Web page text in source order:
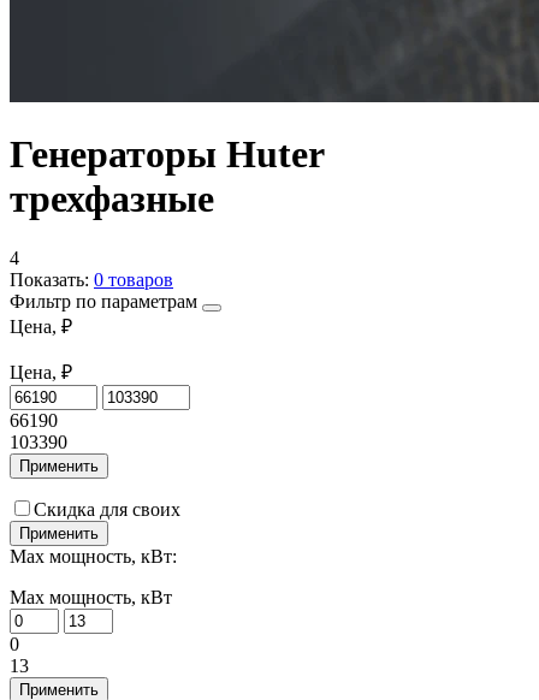
Генераторы Huter
трехфазные
4
Показать: 0 товаров
Фильтр по параметрам
Цена, ₽
Цена, ₽
66190
103390
Применить
Скидка для своих
Применить
Max мощность, кВт:
Max мощность, кВт
0
13
Применить